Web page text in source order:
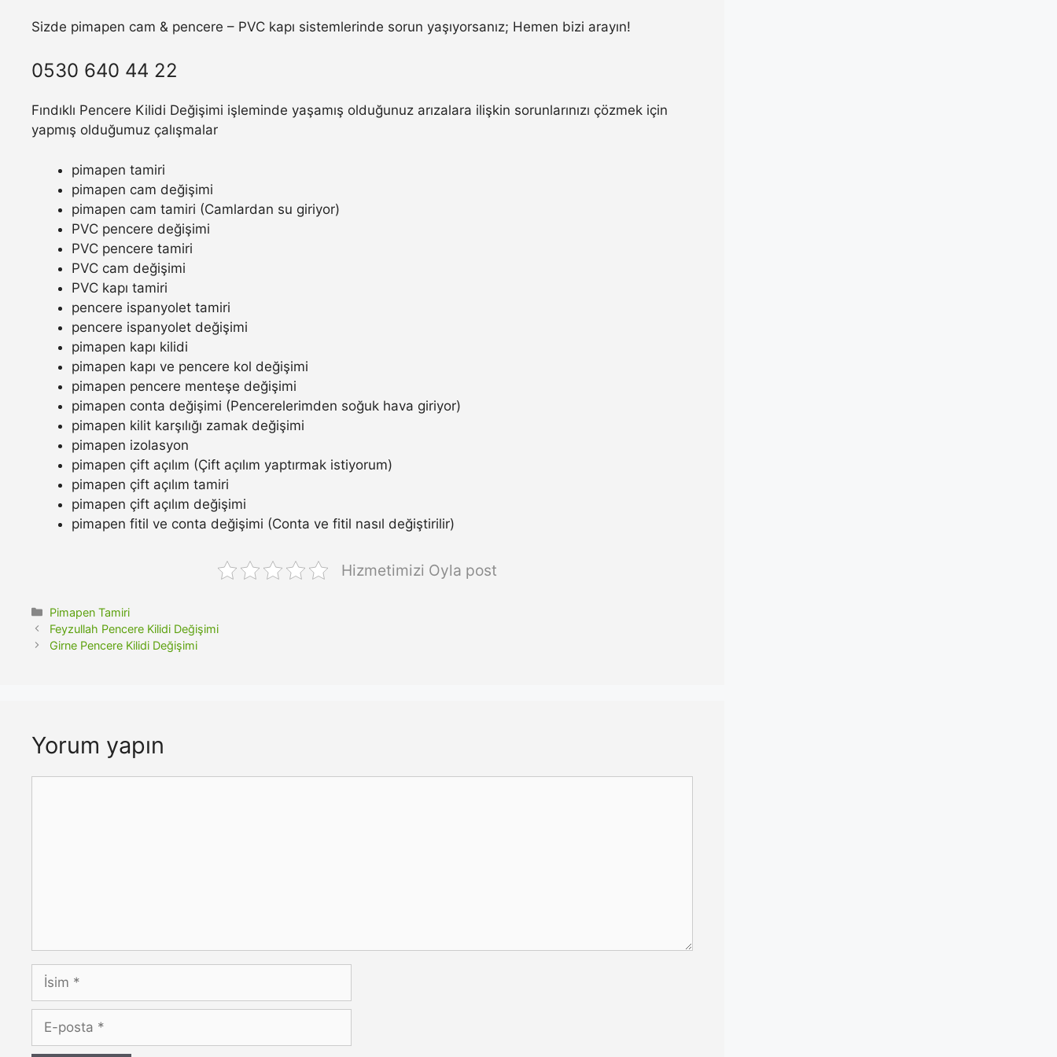
Sizde pimapen cam & pencere – PVC kapı sistemlerinde sorun yaşıyorsanız; Hemen bizi arayın!
0530 640 44 22
Fındıklı Pencere Kilidi Değişimi işleminde yaşamış olduğunuz arızalara ilişkin sorunlarınızı çözmek için
yapmış olduğumuz çalışmalar
pimapen tamiri
pimapen cam değişimi
pimapen cam tamiri (Camlardan su giriyor)
PVC pencere değişimi
PVC pencere tamiri
PVC cam değişimi
PVC kapı tamiri
pencere ispanyolet tamiri
pencere ispanyolet değişimi
pimapen kapı kilidi
pimapen kapı ve pencere kol değişimi
pimapen pencere menteşe değişimi
pimapen conta değişimi (Pencerelerimden soğuk hava giriyor)
pimapen kilit karşılığı zamak değişimi
pimapen izolasyon
pimapen çift açılım (Çift açılım yaptırmak istiyorum)
pimapen çift açılım tamiri
pimapen çift açılım değişimi
pimapen fitil ve conta değişimi (Conta ve fitil nasıl değiştirilir)
Hizmetimizi Oyla post
Kategoriler
Pimapen Tamiri
Feyzullah Pencere Kilidi Değişimi
Girne Pencere Kilidi Değişimi
Yorum yapın
İsim
posta